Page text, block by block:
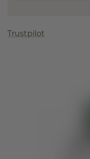
Trustpilot